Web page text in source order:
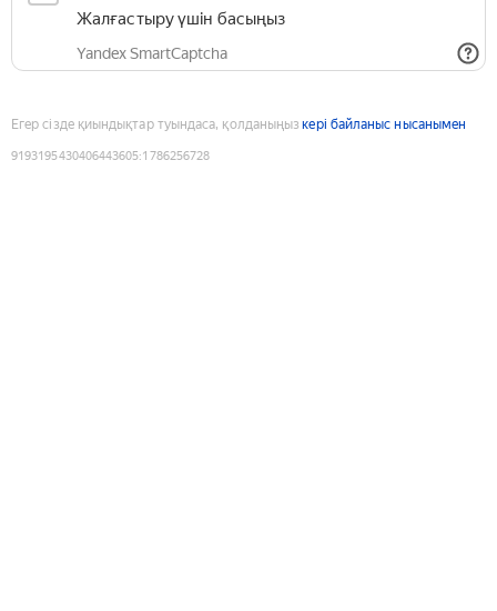
Жалғастыру үшін басыңыз
Yandex SmartCaptcha
Егер сізде қиындықтар туындаса, қолданыңыз кері байланыс нысанымен
9193195430406443605:1786256728